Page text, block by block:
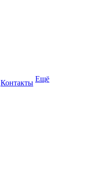
Контакты Ещё